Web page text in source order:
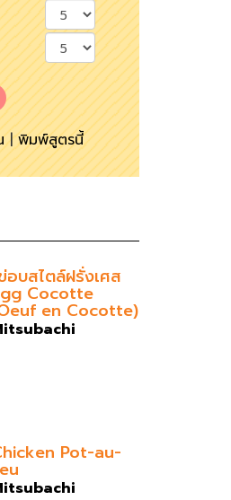
|พิมพ์สูตรนี้
อบสไตล์ฝรั่งเศส
Cocotte
en Cocotte)
Pot-au-